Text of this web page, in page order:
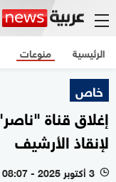
الرئيسية منوعات
خاص
إغلاق قناة
لإنقاذ الأرشيف
l 3 أكتوبر 2025 - 08:07 بتوقيت أبوظبي